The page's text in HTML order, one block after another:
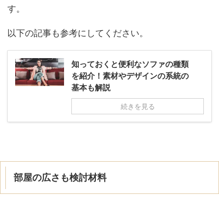
す。
以下の記事も参考にしてください。
知っておくと便利なソファの種類
を紹介！素材やデザインの系統の
基本も解説
続きを見る
部屋の広さも検討材料